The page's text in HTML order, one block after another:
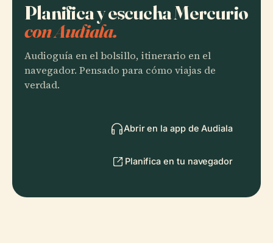
Planifica y escucha Mercurio
con Audiala.
Audioguía en el bolsillo, itinerario en el
navegador. Pensado para cómo viajas de
verdad.
Abrir en la app de Audiala
Planifica en tu navegador